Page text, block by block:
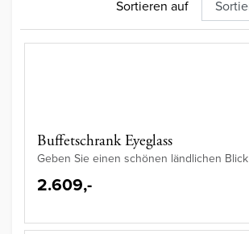
Sortieren auf
Buffetschrank Eyeglass
Geben Sie einen schönen ländlichen Blick
2.609,-